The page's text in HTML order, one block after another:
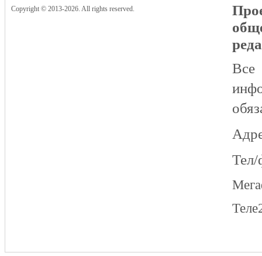
Copyright © 2013-2026. All rights reserved.